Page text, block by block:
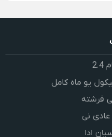
یو ماه کامل
فرشته
نی
ادا